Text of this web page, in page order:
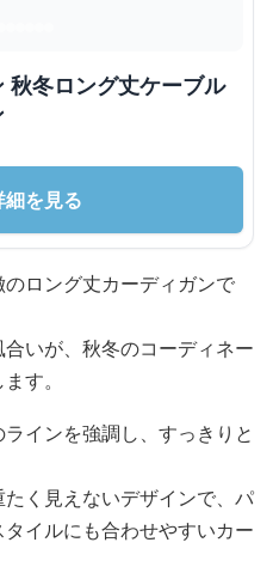
秋冬ロング丈ケーブル
を見る
ロング丈カーディガンで
いが、秋冬のコーディネー
す。
インを強調し、すっきりと
く見えないデザインで、パ
イルにも合わせやすいカー